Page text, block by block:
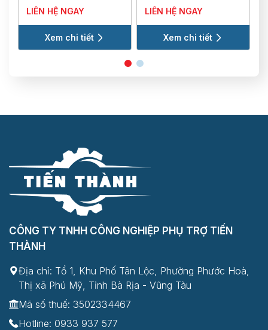
LIÊN HỆ NGAY
Xem chi tiết
LIÊN HỆ NGAY
Xem chi tiết
CÔNG TY TNHH CÔNG NGHIỆP PHỤ TRỢ TIẾN
THÀNH
Địa chỉ: Tổ 1, Khu Phố Tân Lộc, Phường Phước Hoà,
Thị xã Phú Mỹ, Tỉnh Bà Rịa - Vũng Tàu
Mã số thuế: 3502334467
Hotline: 0933 937 577